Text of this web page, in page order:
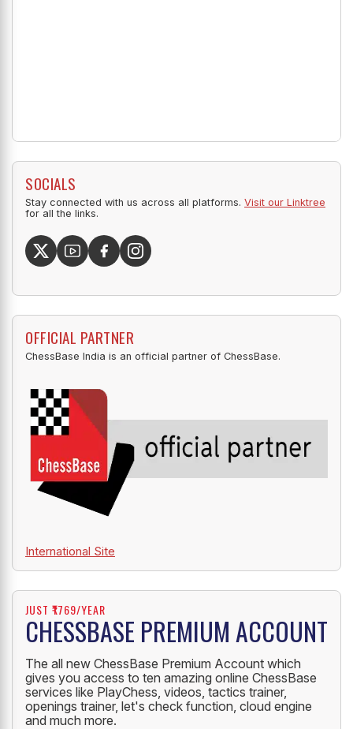
SOCIALS
Stay connected with us across all platforms. Visit our Linktree
for all the links.
OFFICIAL PARTNER
ChessBase India is an official partner of ChessBase.
International Site
JUST ₹1769/YEAR
CHESSBASE PREMIUM ACCOUNT
The all new ChessBase Premium Account which
gives you access to ten amazing online ChessBase
services like PlayChess, videos, tactics trainer,
openings trainer, let's check function, cloud engine
and much more.